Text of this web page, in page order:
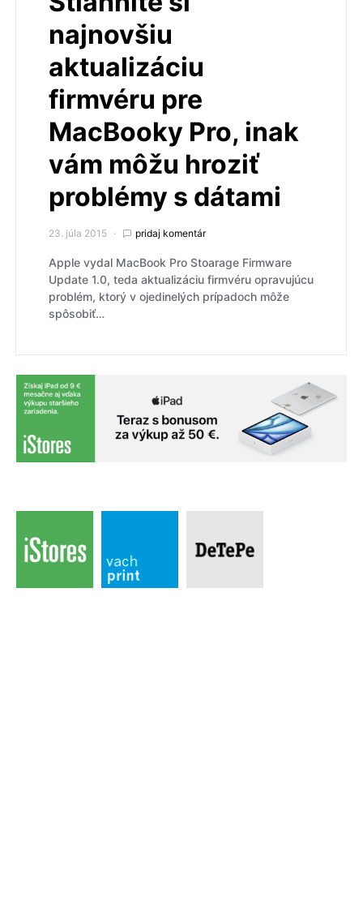
najnovšiu
aktualizáciu
firmvéru pre
MacBooky Pro, inak
vám môžu hroziť
problémy s dátami
23. júla 2015 pridaj komentár
Apple vydal MacBook Pro Stoarage Firmware
Update 1.0, teda aktualizáciu firmvéru opravujúcu
problém, ktorý v ojedinelých prípadoch môže
spôsobiť…